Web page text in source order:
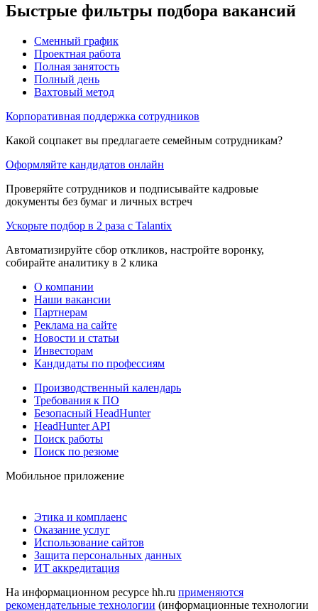
Быстрые фильтры подбора вакансий
Сменный график
Проектная работа
Полная занятость
Полный день
Вахтовый метод
Корпоративная поддержка сотрудников
Какой соцпакет вы предлагаете семейным сотрудникам?
Оформляйте кандидатов онлайн
Проверяйте сотрудников и подписывайте кадровые
документы без бумаг и личных встреч
Ускорьте подбор в 2 раза с Talantix
Автоматизируйте сбор откликов, настройте воронку,
собирайте аналитику в 2 клика
О компании
Наши вакансии
Партнерам
Реклама на сайте
Новости и статьи
Инвесторам
Кандидаты по профессиям
Производственный календарь
Требования к ПО
Безопасный HeadHunter
HeadHunter API
Поиск работы
Поиск по резюме
Мобильное приложение
Этика и комплаенс
Оказание услуг
Использование сайтов
Защита персональных данных
ИТ аккредитация
На информационном ресурсе hh.ru применяются
рекомендательные технологии (информационные технологии